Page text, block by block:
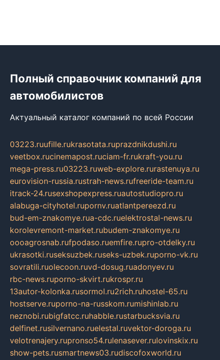
Полный справочник компаний для
автомобилистов
Актуальный каталог компаний по всей России
03223.ruufille.rukrasotata.ruprazdnikdushi.ru
veetbox.rucinemapost.ruciam-fr.rukraft-you.ru
mega-press.ru03223.ruweb-explore.rurastenuya.ru
eurovision-russia.rustrah-news.rufreeride-team.ru
itrack-24.rusexshopexpress.ruautostudiopro.ru
alabuga-cityhotel.rupornv.ruatlantpereezd.ru
bud-em-znakomye.rua-cdc.ruelektrostal-news.ru
korolevremont-market.rubudem-znakomye.ru
oooagrosnab.rufpodaso.ruemfire.rupro-otdelky.ru
ukrasotki.ruseksuzbek.ruseks-uzbek.ruporno-vk.ru
sovratili.ruolecoon.ruvd-dosug.ruadonyev.ru
rbc-news.ruporno-skvirt.rukrospr.ru
13autor-kolonka.rusormol.ru2rich.ruhostel-65.ru
hostserve.ruporno-na-russkom.rumishinlab.ru
neznobi.rubigfatcc.ruhabble.rustarbucksvia.ru
delfinet.rusilvernano.ruelestal.ruvektor-doroga.ru
velotrenajery.rupronso54.rulenasever.rulovinskix.ru
show-pets.rusmartnews03.rudiscofoxworld.ru